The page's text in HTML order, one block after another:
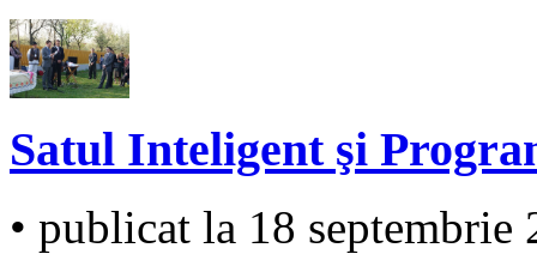
Satul Inteligent şi
• publicat la 18 septembrie